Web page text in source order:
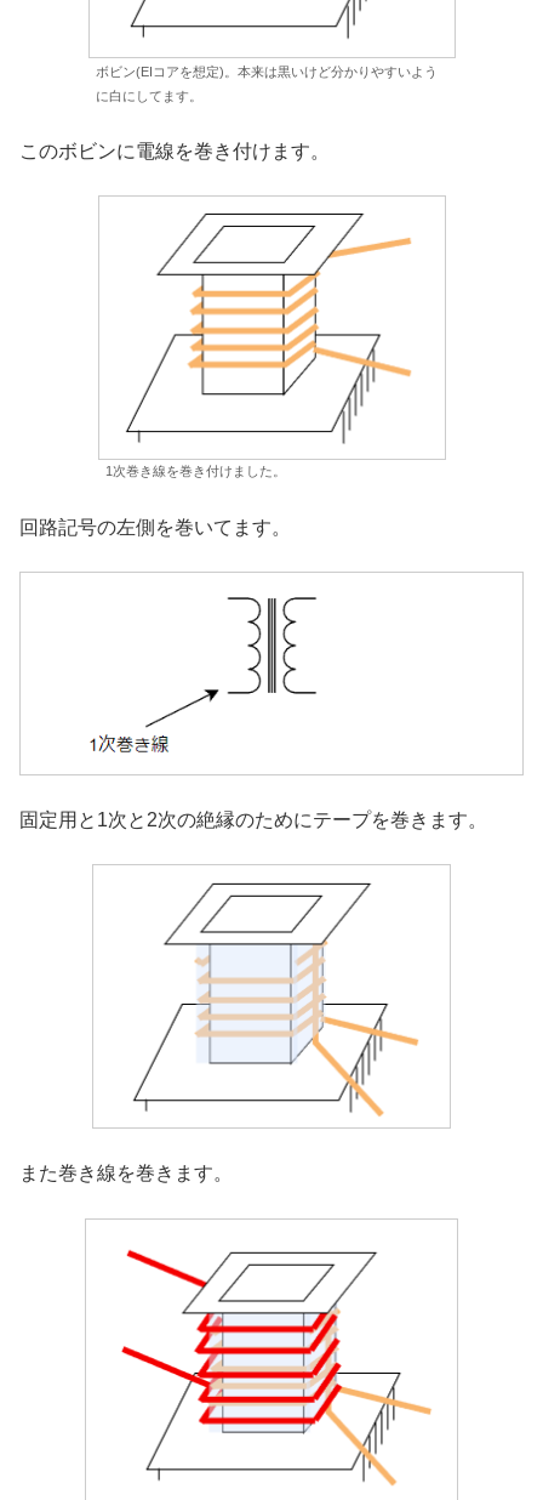
ボビン(EIコアを想定)。本来は黒いけど分かりやすいよう
に白にしてます。
このボビンに電線を巻き付けます。
1次巻き線を巻き付けました。
回路記号の左側を巻いてます。
固定用と1次と2次の絶縁のためにテープを巻きます。
また巻き線を巻きます。